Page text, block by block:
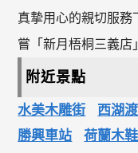
真摯用心的親切服務
嘗「新月梧桐三義店
附近景點
水美木雕街 西湖
勝興車站
荷蘭木